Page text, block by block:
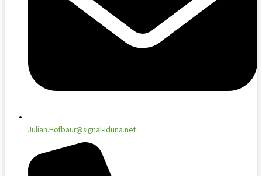
Julian.Hofbaur@signal-iduna.net